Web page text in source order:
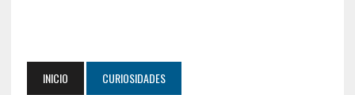
INICIO CURIOSIDADES